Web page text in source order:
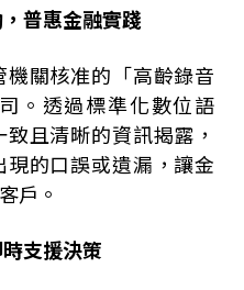
普惠金融實踐
關核准的「高齡錄音
。透過標準化數位語
且清晰的資訊揭露，
的口誤或遺漏，讓金
戶。
支援決策